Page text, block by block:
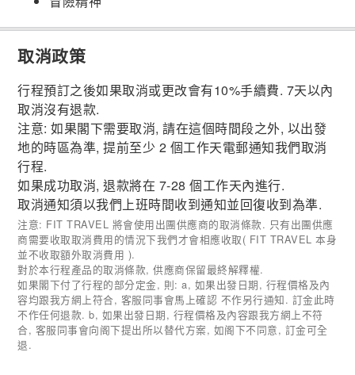
取消政策
行程預訂之後如果取消或更改會有10%手續費. 7天以內
取消沒有退款.
注意: 如果閣下需要取消, 請在這個時間段之外, 以出發
地的時區為準, 提前至少 2 個工作天電郵通知我們取消
行程.
如果成功取消, 退款將在 7-28 個工作天內進行.
取消通知須以我們上班時間收到通知並回復收到為準.
注意: FIT TRAVEL 將會使用出團供應商的取消條款. 只有出團供應
商需要收取取消費用的情況下我們才會相應收取( FIT TRAVEL 本身
並不收取額外取消費用 ).
對於本行程產品的取消條款, 供應商保留最終解釋權.
如果閣下付了行程的部分定金, 則: a, 如果出發日期, 行程價格及內
容均跟我方網上符合, 客服同事會馬上確認 不作另行通知. 訂金此時
不作任何退款. b, 如果出發日期, 行程價格及內容跟我方網上不符
合, 客服同事會向阁下提出所以替代方案, 如阁下不同意, 訂金可全
退.